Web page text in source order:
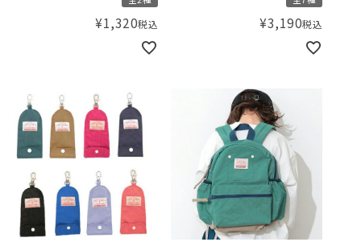
¥1,320税込 ¥3,190税込